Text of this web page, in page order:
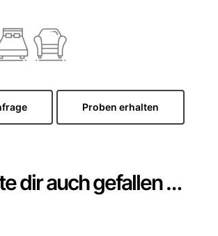
Proben erhalten
dir auch gefallen …